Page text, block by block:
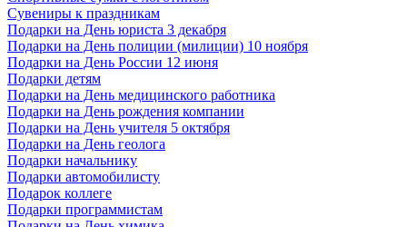
Сувениры к праздникам
Подарки на День юриста 3 декабря
Подарки на День полиции (милиции) 10 ноября
Подарки на День России 12 июня
Подарки детям
Подарки на День медицинского работника
Подарки на День рождения компании
Подарки на День учителя 5 октября
Подарки на День геолога
Подарки начальнику
Подарки автомобилисту
Подарок коллеге
Подарки программистам